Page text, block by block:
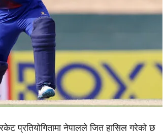
प्रतियोगितामा नेपालले जित हासिल गरेको छ